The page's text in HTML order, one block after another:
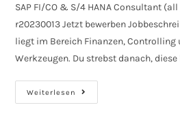
SAP FI/CO & S/4 HANA Consultant (all
r20230013 Jetzt bewerben
liegt im Bereich Finanzen,
Werkzeugen. Du strebst danach, diese
Weiterlesen